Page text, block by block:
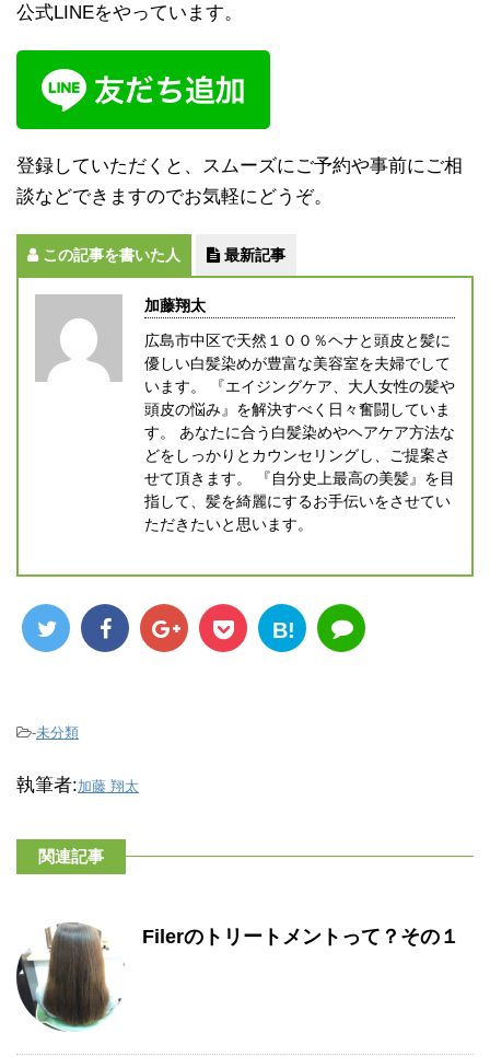
公式LINEをやっています。
登録していただくと、スムーズにご予約や事前にご相
談などできますのでお気軽にどうぞ。
この記事を書いた人 最新記事
加藤翔太
広島市中区で天然１００％ヘナと頭皮と髪に
優しい白髪染めが豊富な美容室を夫婦でして
います。 『エイジングケア、大人女性の髪や
頭皮の悩み』を解決すべく日々奮闘していま
す。 あなたに合う白髪染めやヘアケア方法な
どをしっかりとカウンセリングし、ご提案さ
せて頂きます。 『自分史上最高の美髪』を目
指して、髪を綺麗にするお手伝いをさせてい
ただきたいと思います。
B!
-未分類
執筆者:加藤 翔太
関連記事
Filerのトリートメントって？その１